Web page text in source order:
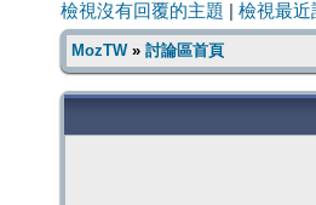
檢視沒有回覆的主題 檢視最近
MozTW» 討論區首頁